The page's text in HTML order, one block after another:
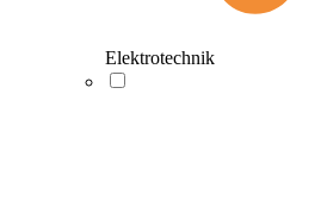
Elektrotechnik